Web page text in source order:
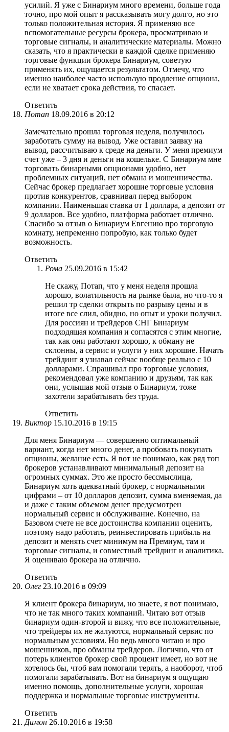
усилий. Я уже с Бинариум много времени, больше года
точно, про мой опыт я рассказывать могу долго, но это
только положительная история. Я применяю все
вспомогательные ресурсы брокера, просматриваю и
торговые сигналы, и аналитические материалы. Можно
сказать, что я практически в каждой сделке применяю
торговые функции брокера Бинариум, советую
применять их, ощущается результатом. Отмечу, что
именно наиболее часто использую продление опциона,
если не хватает срока действия, то спасает.
Ответить
Потап 18.09.2016 в 20:12
Замечательно прошла торговая неделя, получилось
заработать сумму на вывод. Уже оставил заявку на
вывод, рассчитываю к среде на деньги. У меня премиум
счет уже – 3 дня и деньги на кошельке. С Бинариум мне
торговать бинарными опционами удобно, нет
проблемных ситуаций, нет обмана и мошенничества.
Сейчас брокер предлагает хорошие торговые условия
против конкурентов, сравнивал перед выбором
компании. Наименьшая ставка от 1 доллара, а депозит от
9 долларов. Все удобно, платформа работает отлично.
Спасибо за отзыв о Бинариум Евгению про торговую
комнату, непременно попробую, как только будет
возможность.
Ответить
Рома 25.09.2016 в 15:42
Не скажу, Потап, что у меня неделя прошла
хорошо, волатильность на рынке была, но что-то я
решил тр сделки открыть по разрыву цены и в
итоге все слил, обидно, но опыт и уроки получил.
Для россиян и трейдеров СНГ Бинариум
подходящая компания и согласятся с этим многие,
так как они работают хорошо, к обману не
склонны, а сервис и услуги у них хорошие. Начать
трейдинг я узнавал сейчас вообще реально с 10
долларами. Спрашивал про торговые условия,
рекомендовал уже компанию и друзьям, так как
они, услышав мой отзыв о Бинариум, тоже
захотели зарабатывать без труда.
Ответить
Виктор 15.10.2016 в 19:15
Для меня Бинариум — совершенно оптимальный
вариант, когда нет много денег, а пробовать покупать
опционы, желание есть. Я вот не понимаю, как ряд топ
брокеров устанавливают минимальный депозит на
огромных суммах. Это же просто бессмыслица,
Бинариум хоть адекватный брокер, с нормальными
цифрами – от 10 долларов депозит, сумма вменяемая, да
и даже с таким объемом денег предусмотрен
нормальный сервис и обслуживание. Конечно, на
Базовом счете не все достоинства компании оценить,
поэтому надо работать, реинвестировать прибыль на
депозит и менять счет минимум на Премиум, там и
торговые сигналы, и совместный трейдинг и аналитика.
Я оцениваю брокера на отлично.
Ответить
Олег 23.10.2016 в 09:09
Я клиент брокера бинариум, но знаете, я вот понимаю,
что не так много таких компаний. Читаю вот отзыв
бинариум один-второй и вижу, что все положительные,
что трейдеры их не жалуются, нормальный сервис по
нормальным условиям. Но ведь много читаю и про
мошенников, про обманы трейдеров. Логично, что от
потерь клиентов брокер свой процент имеет, но вот не
хотелось бы, чтоб вам помогали терять, а наоборот, чтоб
помогали зарабатывать. Вот на бинариум я ощущаю
именно помощь, дополнительные услуги, хорошая
поддержка и нормальные торговые инструменты.
Ответить
Димон 26.10.2016 в 19:58